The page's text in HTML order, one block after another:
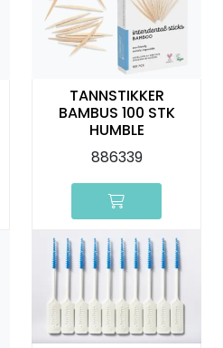
TANNSTIKKER
BAMBUS 100 STK
HUMBLE
886339